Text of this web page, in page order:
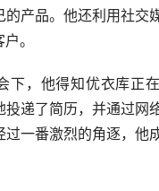
的产品。他还利用社交
。
下，他得知优衣库正
投递了简历，并通过网
过一番激烈的角逐，他